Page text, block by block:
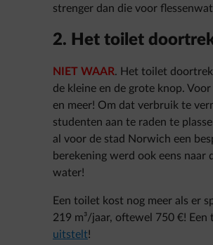
strenger dan die voor
2. Het toilet
NIET WAAR. Het toilet
de kleine en de grote knop. Voor
en meer! Om dat verbruik te
studenten aan te raden te
al voor de stad Norwich een
berekening werd ook eens
water!
Een toilet kost nog meer als er
219 m³/jaar, oftewel 750 €!
uitstelt!